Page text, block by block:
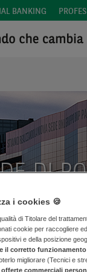
BANKING
DI
opportunità di
i cookies 🍪
di Titolare del
cookie per raccogliere
e della posizione
il corretto funzionamento
migliorare (Tecnici e
commerciali